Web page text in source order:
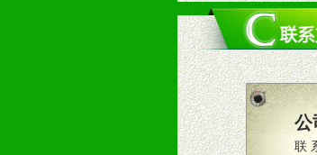
四、市场操作及支持
1、根据区域市场协
2、根据具体情况公
3、根据市场需要，
4、根据市场情况公公
联